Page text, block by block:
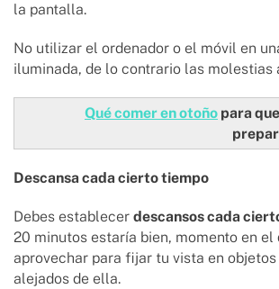
la pantalla.
No utilizar el ordenador o el móvil en
iluminada, de lo contrario las molestias
Qué comer en otoño para
Descansa cada cierto tiempo
Debes establecer descansos cada
20 minutos estaría bien, momento en el
aprovechar para fijar tu vista en objetos
alejados de ella.